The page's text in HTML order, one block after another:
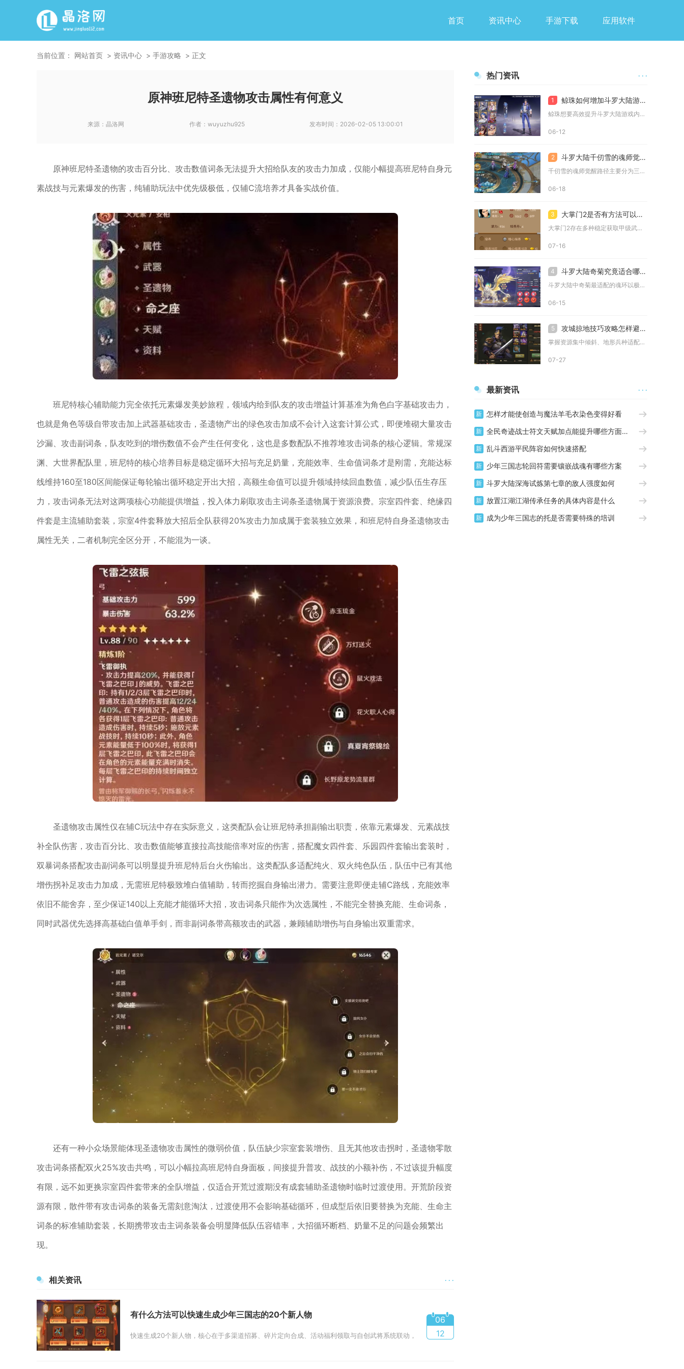
首页 资讯中心 手游下载 应用软件
当前位置： 网站首页 资讯中心 手游攻略 正文
原神班尼特圣遗物攻击属性有何意义
来源： 晶洛网 作者： wuyuzhu925 发布时间： 2026-02-05 13:00:01
原神班尼特圣遗物的攻击百分比、攻击数值词条无法提升大招给队友的攻击力加成，仅能小幅提高班尼特自身元
素战技与元素爆发的伤害，纯辅助玩法中优先级极低，仅辅C流培养才具备实战价值。
班尼特核心辅助能力完全依托元素爆发美妙旅程，领域内给到队友的攻击增益计算基准为角色白字基础攻击力，
也就是角色等级自带攻击加上武器基础攻击，圣遗物产出的绿色攻击加成不会计入这套计算公式，即便堆砌大量攻击
沙漏、攻击副词条，队友吃到的增伤数值不会产生任何变化，这也是多数配队不推荐堆攻击词条的核心逻辑。常规深
渊、大世界配队里，班尼特的核心培养目标是稳定循环大招与充足奶量，充能效率、生命值词条才是刚需，充能达标
线维持160至180区间能保证每轮输出循环稳定开出大招，高额生命值可以提升领域持续回血数值，减少队伍生存压
力，攻击词条无法对这两项核心功能提供增益，投入体力刷取攻击主词条圣遗物属于资源浪费。宗室四件套、绝缘四
件套是主流辅助套装，宗室4件套释放大招后全队获得20%攻击力加成属于套装独立效果，和班尼特自身圣遗物攻击
属性无关，二者机制完全区分开，不能混为一谈。
圣遗物攻击属性仅在辅C玩法中存在实际意义，这类配队会让班尼特承担副输出职责，依靠元素爆发、元素战技
补全队伤害，攻击百分比、攻击数值能够直接拉高技能倍率对应的伤害，搭配魔女四件套、乐园四件套输出套装时，
双暴词条搭配攻击副词条可以明显提升班尼特后台火伤输出。这类配队多适配纯火、双火纯色队伍，队伍中已有其他
增伤拐补足攻击力加成，无需班尼特极致堆白值辅助，转而挖掘自身输出潜力。需要注意即便走辅C路线，充能效率
依旧不能舍弃，至少保证140以上充能才能循环大招，攻击词条只能作为次选属性，不能完全替换充能、生命词条，
同时武器优先选择高基础白值单手剑，而非副词条带高额攻击的武器，兼顾辅助增伤与自身输出双重需求。
还有一种小众场景能体现圣遗物攻击属性的微弱价值，队伍缺少宗室套装增伤、且无其他攻击拐时，圣遗物零散
攻击词条搭配双火25%攻击共鸣，可以小幅拉高班尼特自身面板，间接提升普攻、战技的小额补伤，不过该提升幅度
有限，远不如更换宗室四件套带来的全队增益，仅适合开荒过渡期没有成套辅助圣遗物时临时过渡使用。开荒阶段资
源有限，散件带有攻击词条的装备无需刻意淘汰，过渡使用不会影响基础循环，但成型后依旧要替换为充能、生命主
词条的标准辅助套装，长期携带攻击主词条装备会明显降低队伍容错率，大招循环断档、奶量不足的问题会频繁出
现。
相关资讯 · · ·
有什么方法可以快速生成少年三国志的20个新人物
快速生成20个新人物，核心在于多渠道招募、碎片定向合成、活动福利领取与自创武将系统联动，四管齐下可高效达成目标，同时兼顾...
06
12
热门资讯 · · ·
1 鲸珠如何增加斗罗大陆游戏中的属性
鲸珠想要高效提升斗罗大陆游戏内角色属性，核心路径分为品质进阶...
06-12
2 斗罗大陆千仞雪的魂师觉醒路径有哪些
千仞雪的魂师觉醒路径主要分为三条：基础武魂觉醒、天使神考进阶...
06-18
3 大掌门2是否有方法可以得到甲级武功
大掌门2存在多种稳定获取甲级武功的可行渠道，分为碎片合成、副...
07-16
4 斗罗大陆奇菊究竟适合哪种魂环
斗罗大陆中奇菊最适配的魂环以极致控制与持续输出为核心，优先选...
06-15
5 攻城掠地技巧攻略怎样避免常见错误
掌握资源集中倾斜、地形兵种适配、战法时机把控、战前侦查四大核...
07-27
最新资讯 · · ·
新 怎样才能使创造与魔法羊毛衣染色变得好看
新 全民奇迹战士符文天赋加点能提升哪些方面的能力
新 乱斗西游平民阵容如何快速搭配
新 少年三国志轮回符需要镶嵌战魂有哪些方案
新 斗罗大陆深海试炼第七章的敌人强度如何
新 放置江湖江湖传承任务的具体内容是什么
新 成为少年三国志的托是否需要特殊的培训